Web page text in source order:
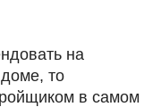
на
то
в самом